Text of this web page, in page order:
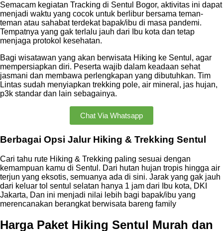
Semacam kegiatan Tracking di Sentul Bogor, aktivitas ini dapat
menjadi waktu yang cocok untuk berlibur bersama teman-
teman atau sahabat terdekat bapak/ibu di masa pandemi.
Tempatnya yang gak terlalu jauh dari Ibu kota dan tetap
menjaga protokol kesehatan.
Bagi wisatawan yang akan berwisata Hiking ke Sentul, agar
mempersiapkan diri. Peserta wajib dalam keadaan sehat
jasmani dan membawa perlengkapan yang dibutuhkan. Tim
Lintas sudah menyiapkan trekking pole, air mineral, jas hujan,
p3k standar dan lain sebagainya.
Chat Via Whatsapp
Berbagai Opsi Jalur Hiking & Trekking Sentul
Cari tahu rute Hiking & Trekking paling sesuai dengan
kemampuan kamu di Sentul. Dari hutan hujan tropis hingga air
terjun yang eksotis, semuanya ada di sini. Jarak yang gak jauh
dari keluar tol sentul selatan hanya 1 jam dari Ibu kota, DKI
Jakarta, Dan ini menjadi nilai lebih bagi bapak/ibu yang
merencanakan berangkat berwisata bareng family
Harga Paket Hiking Sentul Murah dan